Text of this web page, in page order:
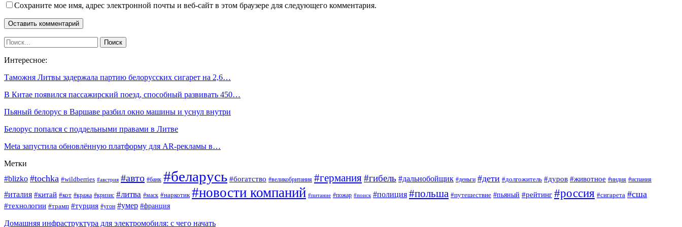
Сохраните мое имя, адрес электронной почты и веб-сайт в этом браузере для следующего комментария.
Интересное:
Таможня Литвы задержала партию белорусских сигарет на 2,6…
В Китае появился пассажирский поезд, способный развивать 450…
Пьяный белорус в Варшаве разбил окно машины и уснул внутри
Белорус попался с поддельными правами в Литве
Meta запустила обновлённую платформу для AR-рекламы в…
Метки
#blizko #tochka #wildberries #австрия #авто #банк #беларусь #богатство #великобритания #германия#гибель #дальнобойщик #деньги #дети #долгожитель #дуров #животное #индия #испания
#италия #китай #кот #кража #кризис #литва #маск #наркотик #новости компаний #питание #пожар #поиск #полиция #польша #путешествие #пьяный #рейтинг #россия #сигарета #сша
#технологии #трамп #турция #угон #умер #франция
Домашняя инфраструктура для электромобиля: с чего начать